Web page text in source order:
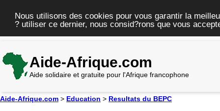
Nous utilisons des cookies pour vous garantir la
? utiliser ce dernier, nous consid?rons que vous
Aide-Afrique.com
Aide solidaire et gratuite pour l'Afrique francophone
Aide-Afrique.com > Education > Resultats du BEPC